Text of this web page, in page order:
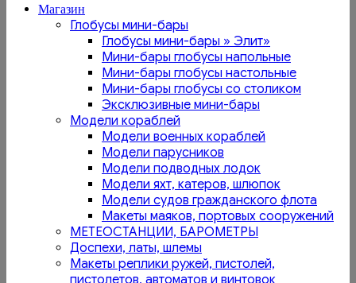
Магазин
Глобусы мини-бары
Глобусы мини-бары » Элит»
Мини-бары глобусы напольные
Мини-бары глобусы настольные
Мини-бары глобусы со столиком
Эксклюзивные мини-бары
Модели кораблей
Модели военных кораблей
Модели парусников
Модели подводных лодок
Модели яхт, катеров, шлюпок
Модели судов гражданского флота
Макеты маяков, портовых сооружений
МЕТЕОСТАНЦИИ, БАРОМЕТРЫ
Доспехи, латы, шлемы
Макеты реплики ружей, пистолей,
пистолетов, автоматов и винтовок